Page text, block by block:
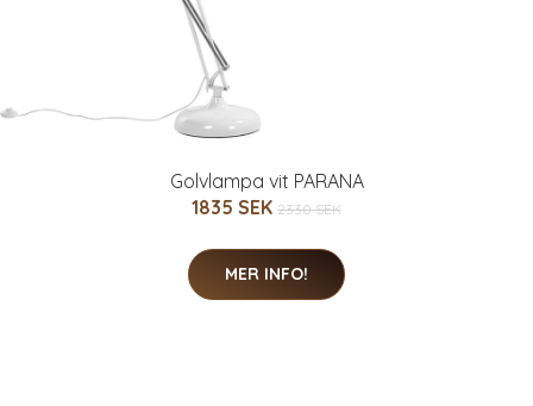
Golvlampa vit PARANA
1835 SEK 2330 SEK
MER INFO!